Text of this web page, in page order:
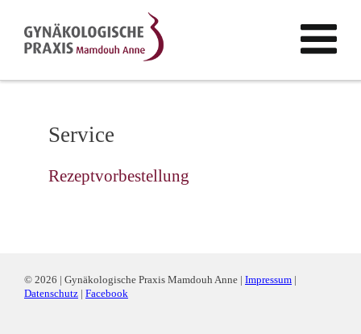
Service
Rezeptvorbestellung
© 2026 | Gynäkologische Praxis Mamdouh Anne | Impressum |
Datenschutz | Facebook